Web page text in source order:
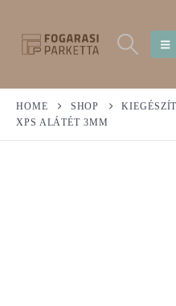
HOME SHOP
XPS ALÁTÉT 3MM